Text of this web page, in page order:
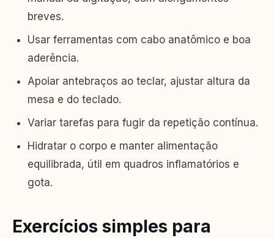
breves.
Usar ferramentas com cabo anatômico e boa
aderência.
Apoiar antebraços ao teclar, ajustar altura da
mesa e do teclado.
Variar tarefas para fugir da repetição contínua.
Hidratar o corpo e manter alimentação
equilibrada, útil em quadros inflamatórios e
gota.
Exercícios simples para